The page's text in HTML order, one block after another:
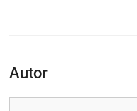
Autor